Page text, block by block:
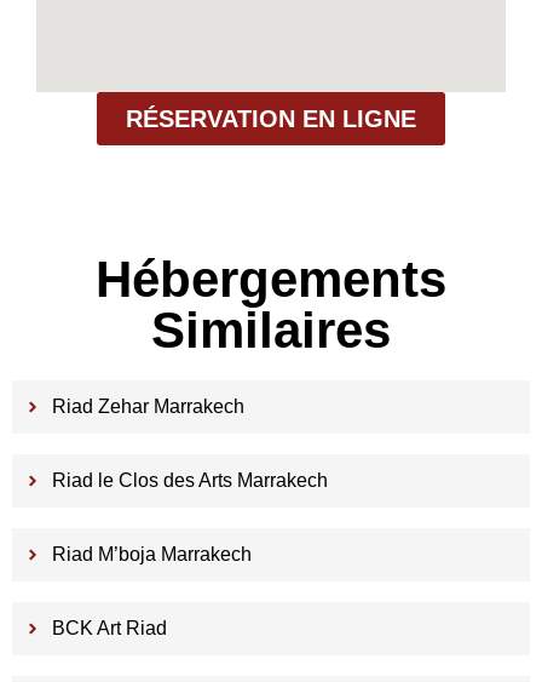
RÉSERVATION EN LIGNE
Hébergements
Similaires
Riad Zehar Marrakech
Riad le Clos des Arts Marrakech
Riad M’boja Marrakech
BCK Art Riad